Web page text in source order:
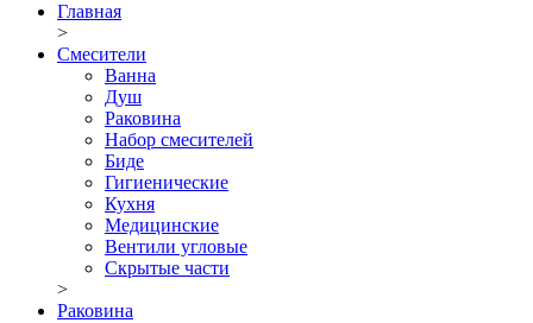
Главная
>
Смесители
Ванна
Душ
Раковина
Набор смесителей
Биде
Гигиенические
Кухня
Медицинские
Вентили угловые
Скрытые части
>
Раковина